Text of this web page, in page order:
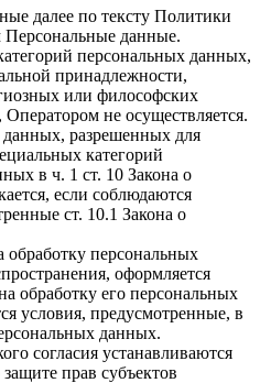
далее по тексту Политики
данные.
персональных данных,
принадлежности,
или философских
не осуществляется.
разрешенных для
категорий
в ч. 1 ст. 10 Закона о
если соблюдаются
ст. 10.1 Закона о
обработку персональных
оформляется
обработку его персональных
условия, предусмотренные, в
данных.
согласия устанавливаются
прав субъектов